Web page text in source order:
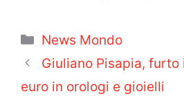
Categorie
News Mondo
Giuliano Pisapia,
euro in orologi e gioielli